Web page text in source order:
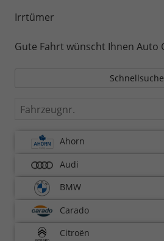
Irrtümer
Gute Fahrt wünscht Ihnen Auto
Schnellsuche
Fahrzeugnr.
Ahorn
Audi
BMW
Carado
Citroën